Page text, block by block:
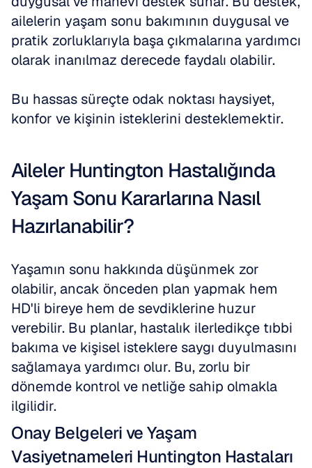
ailelerin yaşam sonu bakımının duygusal ve
pratik zorluklarıyla başa çıkmalarına yardımcı
olarak inanılmaz derecede faydalı olabilir.
Bu hassas süreçte odak noktası haysiyet,
konfor ve kişinin isteklerini desteklemektir.
Aileler Huntington Hastalığında
Yaşam Sonu Kararlarına Nasıl
Hazırlanabilir?
Yaşamın sonu hakkında düşünmek zor
olabilir, ancak önceden plan yapmak hem
HD'li bireye hem de sevdiklerine huzur
verebilir. Bu planlar, hastalık ilerledikçe tıbbi
bakıma ve kişisel isteklere saygı duyulmasını
sağlamaya yardımcı olur. Bu, zorlu bir
dönemde kontrol ve netliğe sahip olmakla
ilgilidir.
Onay Belgeleri ve Yaşam
Vasiyetnameleri Huntington Hastaları